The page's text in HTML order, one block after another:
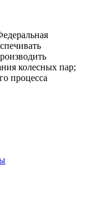
колесных пар;
процесса